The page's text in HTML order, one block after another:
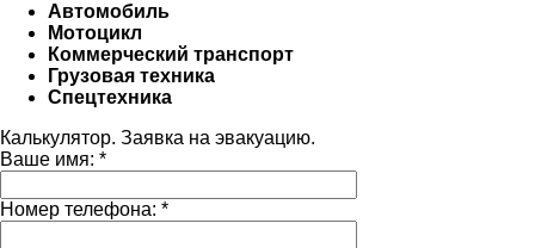
Автомобиль
Мотоцикл
Коммерческий транспорт
Грузовая техника
Спецтехника
Калькулятор. Заявка на эвакуацию.
Ваше имя: *
Номер телефона: *